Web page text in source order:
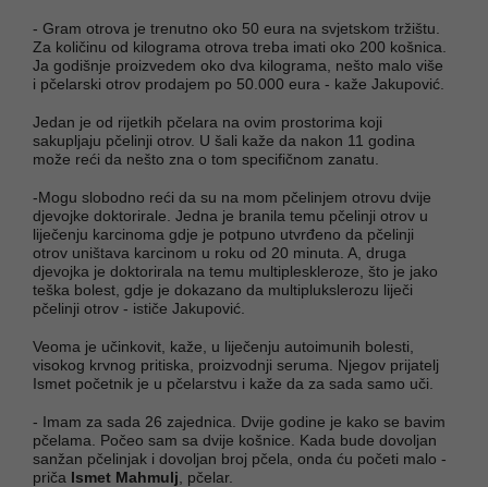
- Gram otrova je trenutno oko 50 eura na svjetskom tržištu.
Za količinu od kilograma otrova treba imati oko 200 košnica.
Ja godišnje proizvedem oko dva kilograma, nešto malo više
i pčelarski otrov prodajem po 50.000 eura - kaže Jakupović.
Jedan je od rijetkih pčelara na ovim prostorima koji
sakupljaju pčelinji otrov. U šali kaže da nakon 11 godina
može reći da nešto zna o tom specifičnom zanatu.
-Mogu slobodno reći da su na mom pčelinjem otrovu dvije
djevojke doktorirale. Jedna je branila temu pčelinji otrov u
liječenju karcinoma gdje je potpuno utvrđeno da pčelinji
otrov uništava karcinom u roku od 20 minuta. A, druga
djevojka je doktorirala na temu multipleskleroze, što je jako
teška bolest, gdje je dokazano da multiplukslerozu liječi
pčelinji otrov - ističe Jakupović.
Veoma je učinkovit, kaže, u liječenju autoimunih bolesti,
visokog krvnog pritiska, proizvodnji seruma. Njegov prijatelj
Ismet početnik je u pčelarstvu i kaže da za sada samo uči.
- Imam za sada 26 zajednica. Dvije godine je kako se bavim
pčelama. Počeo sam sa dvije košnice. Kada bude dovoljan
sanžan pčelinjak i dovoljan broj pčela, onda ću početi malo -
priča Ismet Mahmulj , pčelar.